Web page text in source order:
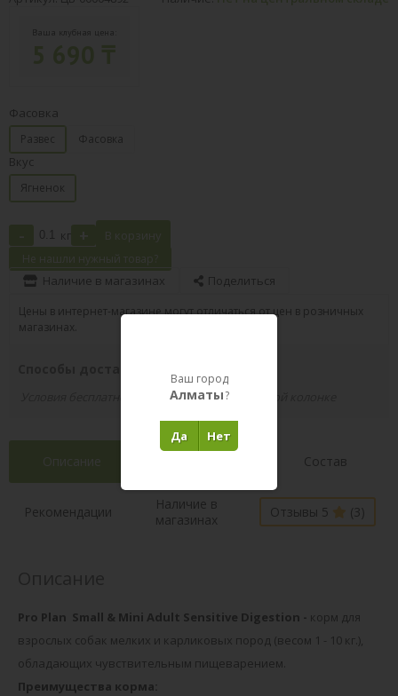
Ваша клубная цена:
Фасовка
Развес Фасовка
Вкус
Ягненок
- кг + В корзину
Не нашли нужный товар?
Наличие в магазинах Поделиться
Цены в интернет-магазине могут отличаться от цен в розничных
магазинах.
Условия бесплатной доставки указаны в правой колонке
Описание Состав
Рекомендации
Наличие в
магазинах
Отзывы 5 (3)
Pro Plan Small & Mini Adult Sensitive Digestion - корм для
взрослых собак мелких и карликовых пород (весом 1 - 10 кг.),
обладающих чувствительным пищеварением.
Преимущества корма:
Ваш город
Алматы?
Нет
Да